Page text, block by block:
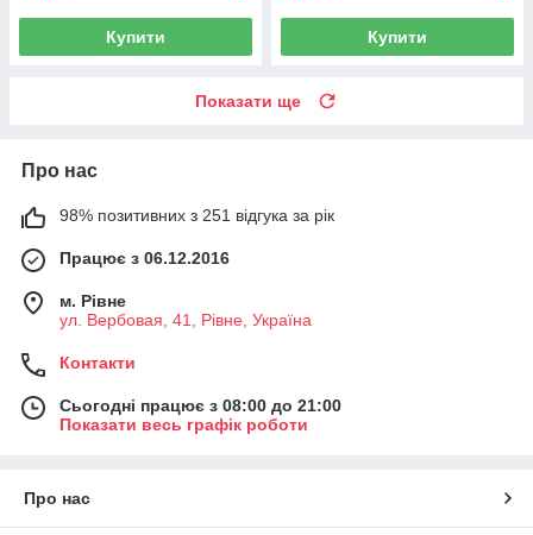
Купити Купити
Показати ще
Про нас
98% позитивних з 251 відгука за рік
Працює з 06.12.2016
м. Рівне
ул. Вербовая, 41, Рівне, Україна
Контакти
Сьогодні працює з 08:00 до 21:00
Показати весь графік роботи
Про нас